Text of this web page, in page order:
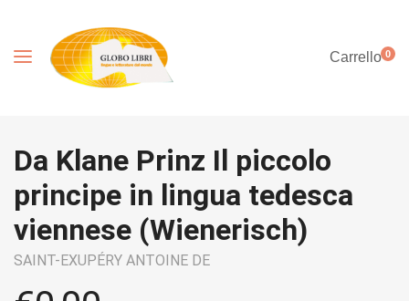
Carrello0
Da Klane Prinz Il piccolo
principe in lingua tedesca
viennese (Wienerisch)
SAINT-EXUPÉRY ANTOINE DE